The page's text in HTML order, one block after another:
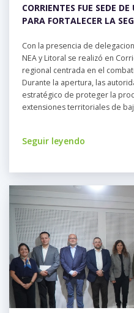
CORRIENTES FUE SEDE
PARA FORTALECER LA
Con la presencia de
NEA y Litoral se realizó en
regional centrada en el
Durante la apertura, las
estratégico de proteger la
extensiones territoriales de
Seguir leyendo